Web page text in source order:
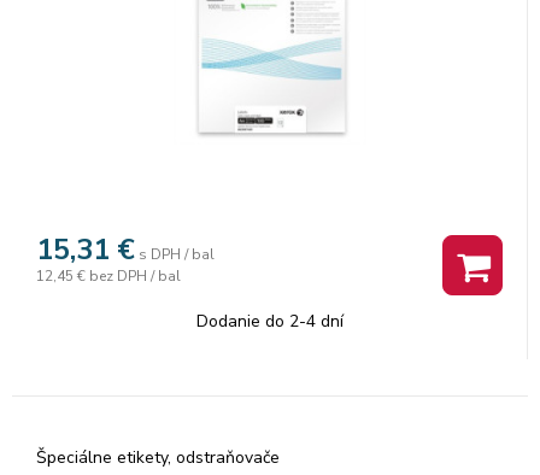
15,31 € s DPH / bal
12,45 € bez DPH / bal
Dodanie do 2-4 dní
Špeciálne etikety, odstraňovače